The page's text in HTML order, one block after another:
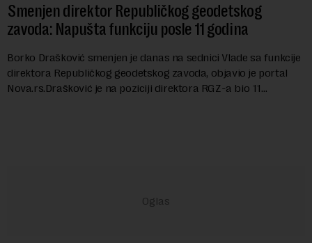
Smenjen direktor Republičkog geodetskog
zavoda: Napušta funkciju posle 11 godina
Borko Drašković smenjen je danas na sednici Vlade sa funkcije
direktora Republičkog geodetskog zavoda, objavio je portal
Nova.rs.Drašković je na poziciji direktora RGZ-a bio 11